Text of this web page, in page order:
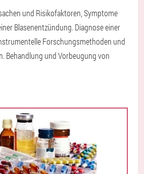
und Risikofaktoren, Symptome
Blasenentzündung. Diagnose einer
Forschungsmethoden und
Behandlung und Vorbeugung von